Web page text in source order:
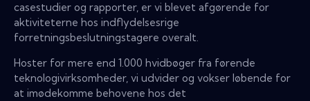
casestudier og rapporter, er vi blevet afgørende for
aktiviteterne hos indflydelsesrige
forretningsbeslutningstagere overalt.
Hoster for mere end 1.000 hvidbøger fra førende
teknologivirksomheder, vi udvider og vokser løbende for
at imødekomme behovene hos det